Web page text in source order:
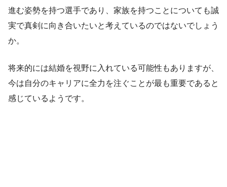
進む姿勢を持つ選手であり、家族を持つことについても誠
実で真剣に向き合いたいと考えているのではないでしょう
か。
将来的には結婚を視野に入れている可能性もありますが、
今は自分のキャリアに全力を注ぐことが最も重要であると
感じているようです。